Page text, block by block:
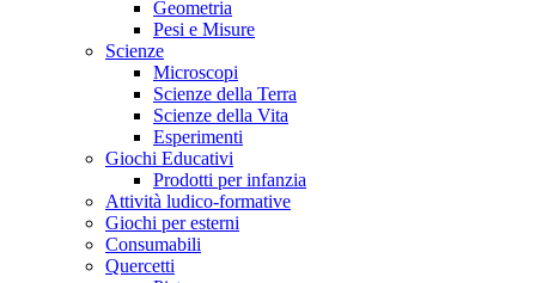
Geometria
Pesi e Misure
Scienze
Microscopi
Scienze della Terra
Scienze della Vita
Esperimenti
Giochi Educativi
Prodotti per infanzia
Attività ludico-formative
Giochi per esterni
Consumabili
Quercetti